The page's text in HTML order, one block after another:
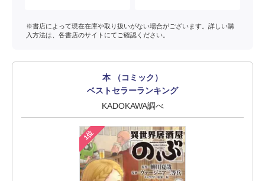
※書店によって現在在庫や取り扱いがない場合がございます。詳しい購
入方法は、各書店のサイトにてご確認ください。
本 （コミック）
ベストセラーランキング
KADOKAWA調べ
1位